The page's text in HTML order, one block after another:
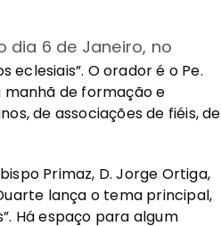
dia 6 de Janeiro, no
eclesiais”. O orador é o Pe.
manhã de formação e
de associações de fiéis, de
Primaz, D. Jorge Ortiga,
lança o tema principal,
Há espaço para algum